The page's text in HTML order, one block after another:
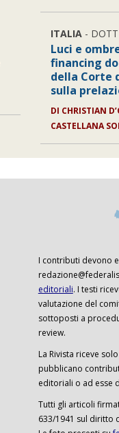
ITALIA -
Luci e
financing
della Corte
sulla
DI CHRISTIAN
CASTELLANA
I contributi devono
editoriali. I testi
valutazione del
sottoposti a
review.
La Rivista riceve
pubblicano
editoriali o ad esse
Tutti gli articoli
633/1941 sul diritto